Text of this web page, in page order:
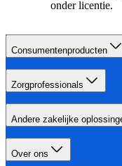
onder licentie.
Consumentenproducten
Zorgprofessionals
Andere zakelijke
Over ons